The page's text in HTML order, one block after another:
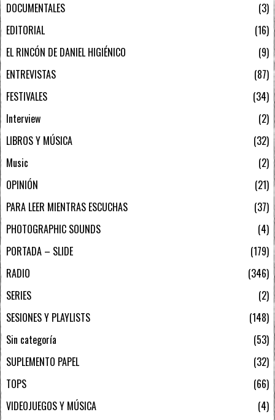
DOCUMENTALES
3
EDITORIAL
16
EL RINCÓN DE DANIEL HIGIÉNICO
9
ENTREVISTAS
87
FESTIVALES
34
Interview
2
LIBROS Y MÚSICA
32
Music
2
OPINIÓN
21
PARA LEER MIENTRAS ESCUCHAS
37
PHOTOGRAPHIC SOUNDS
4
PORTADA – SLIDE
179
RADIO
346
SERIES
2
SESIONES Y PLAYLISTS
148
Sin categoría
53
SUPLEMENTO PAPEL
32
TOPS
66
VIDEOJUEGOS Y MÚSICA
4